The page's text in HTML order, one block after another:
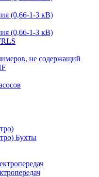
(0,66-1-3 кВ)
(0,66-1-3 кВ)
не содержащий
Бухты